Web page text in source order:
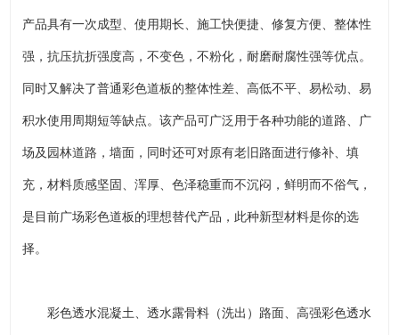
产品具有一次成型、使用期长、施工快便捷、修复方便、整体性
强，抗压抗折强度高，不变色，不粉化，耐磨耐腐性强等优点。
同时又解决了普通彩色道板的整体性差、高低不平、易松动、易
积水使用周期短等缺点。该产品可广泛用于各种功能的道路、广
场及园林道路，墙面，同时还可对原有老旧路面进行修补、填
充，材料质感坚固、浑厚、色泽稳重而不沉闷，鲜明而不俗气，
是目前广场彩色道板的理想替代产品，此种新型材料是你的选
择。
彩色透水混凝土、透水露骨料（洗出）路面、高强彩色透水